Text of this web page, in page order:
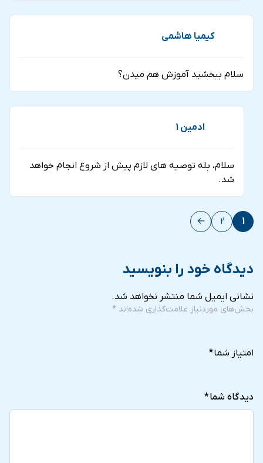
کیمیا هاشمی
سلام ببخشید آموزش هم میدن؟
ادمین 1
سلام، بله توصیه های لازم پیش از شروع انجام خواهد
شد.
1
2
←
دیدگاه خود را بنویسید
نشانی ایمیل شما منتشر نخواهد شد.
بخش‌های موردنیاز علامت‌گذاری شده‌اند *
امتیاز شما*
دیدگاه شما*